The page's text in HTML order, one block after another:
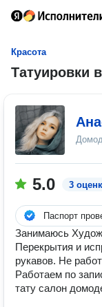
Красота
Татуировки
5.0 3
Паспорт
Занимаюсь
Перекрытия и
рукавов. Не
Работаем по
тату салон